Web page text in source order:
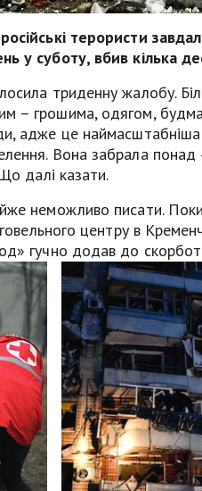
терористи
у суботу, вбив кілька
триденну жалобу.
– грошима, одягом,
адже це наймасштабніша
Вона забрала
далі казати.
неможливо писати.
центру в
гучно додав до